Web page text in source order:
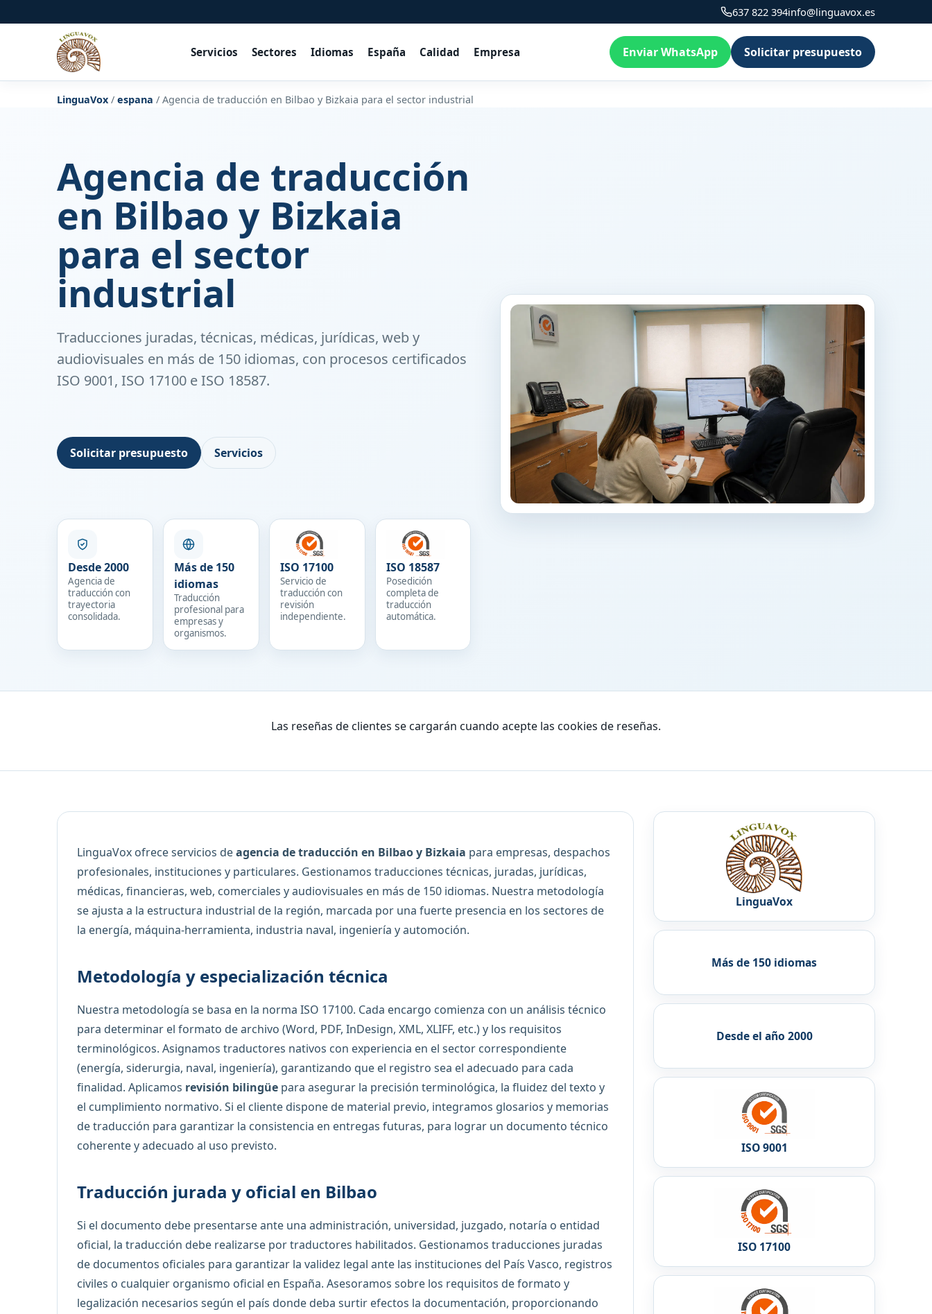
637 822 394info@linguavox.es
Servicios Sectores Idiomas España Calidad Empresa Enviar WhatsApp Solicitar presupuesto
LinguaVox / espana / Agencia de traducción en Bilbao y Bizkaia para el sector industrial
Agencia de traducción
en Bilbao y Bizkaia
para el sector
industrial
Traducciones juradas, técnicas, médicas, jurídicas, web y
audiovisuales en más de 150 idiomas, con procesos certificados
ISO 9001, ISO 17100 e ISO 18587.
Solicitar presupuesto Servicios
Desde 2000
Agencia de
traducción con
trayectoria
consolidada.
Más de 150
idiomas
Traducción
profesional para
empresas y
organismos.
ISO 17100
Servicio de
traducción con
revisión
independiente.
ISO 18587
Posedición
completa de
traducción
automática.
Las reseñas de clientes se cargarán cuando acepte las cookies de reseñas.
LinguaVox ofrece servicios deagencia de traducción en Bilbao y Bizkaia para empresas, despachos
profesionales, instituciones y particulares. Gestionamos traducciones técnicas, juradas, jurídicas,
médicas, financieras, web, comerciales y audiovisuales en más de 150 idiomas. Nuestra metodología
se ajusta a la estructura industrial de la región, marcada por una fuerte presencia en los sectores de
la energía, máquina-herramienta, industria naval, ingeniería y automoción.
Metodología y especialización técnica
Nuestra metodología se basa en la norma ISO 17100. Cada encargo comienza con un análisis técnico
para determinar el formato de archivo (Word, PDF, InDesign, XML, XLIFF, etc.) y los requisitos
terminológicos. Asignamos traductores nativos con experiencia en el sector correspondiente
(energía, siderurgia, naval, ingeniería), garantizando que el registro sea el adecuado para cada
finalidad. Aplicamos revisión bilingüe para asegurar la precisión terminológica, la fluidez del texto y
el cumplimiento normativo. Si el cliente dispone de material previo, integramos glosarios y memorias
de traducción para garantizar la consistencia en entregas futuras, para lograr un documento técnico
coherente y adecuado al uso previsto.
Traducción jurada y oficial en Bilbao
Si el documento debe presentarse ante una administración, universidad, juzgado, notaría o entidad
oficial, la traducción debe realizarse por traductores habilitados. Gestionamos traducciones juradas
de documentos oficiales para garantizar la validez legal ante las instituciones del País Vasco, registros
civiles o cualquier organismo oficial en España. Asesoramos sobre los requisitos de formato y
legalización necesarios según el país donde deba surtir efectos la documentación, proporcionando
LinguaVox
Más de 150 idiomas
Desde el año 2000
ISO 9001
ISO 17100